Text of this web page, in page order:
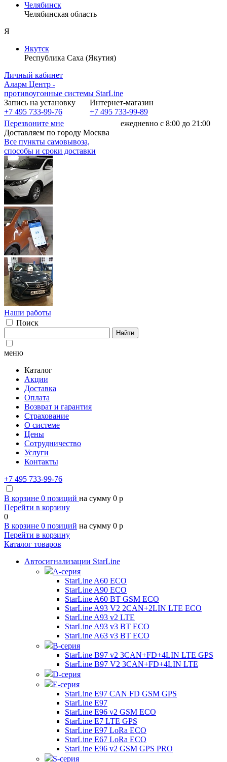
Челябинск
Челябинская область
Я
Якутск
Республика Саха (Якутия)
Личный кабинет
Аларм Центр -
противоугонные системы StarLine
Запись на установку
+7 495 733-99-76
Интернет-магазин
+7 495 733-99-89
Перезвоните мне
ежедневно с 8:00 до 21:00
Доставляем по городу Москва
Все пункты самовывоза,
способы и сроки доставки
Наши работы
Поиск
Найти
меню
Каталог
Акции
Доставка
Оплата
Возврат и гарантия
Страхование
О системе
Цены
Сотрудничество
Услуги
Контакты
+7 495 733-99-76
В корзине 0 позиций на сумму 0 p
Перейти в корзину
0
В корзине 0 позиций на сумму 0 p
Перейти в корзину
Каталог товаров
Автосигнализации StarLine
А-серия
StarLine A60 ECO
StarLine A90 ECO
StarLine A60 BT GSM ECO
StarLine A93 V2 2CAN+2LIN LTE ECO
StarLine A93 v2 LTE
StarLine A93 v3 BT ECO
StarLine A63 v3 BT ECO
B-серия
StarLine B97 v2 3CAN+FD+4LIN LTE GPS
StarLine B97 V2 3CAN+FD+4LIN LTE
D-серия
E-серия
StarLine E97 CAN FD GSM GPS
StarLine E97
StarLine E96 v2 GSM ECO
StarLine E7 LTE GPS
StarLine E97 LoRa ECO
StarLine E67 LoRa ECO
StarLine E96 v2 GSM GPS PRO
S-серия